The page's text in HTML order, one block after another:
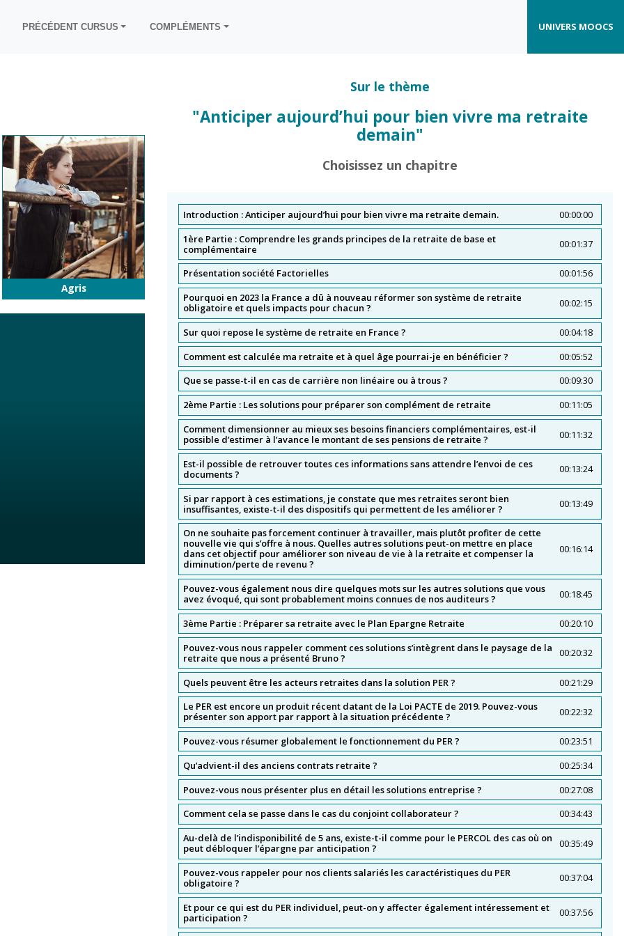
PRÉCÉDENT CURSUS
Stratégies retraite : les clés pour chercher à l'optimiser
Donner du sens à mon épargne
Mon contrat d’assurance-vie au quotidien
Comment organiser mon patrimoine en fonction de ma situation familiale ?
COMPLÉMENTS UNIVERS MOOCS
Agris
Sur le thème
"Anticiper aujourd’hui pour bien vivre ma retraite
demain"
Choisissez un chapitre
Introduction : Anticiper aujourd’hui pour bien vivre ma retraite demain.
00:00:00
1ère Partie : Comprendre les grands principes de la retraite de base et
complémentaire
00:01:37
Présentation société Factorielles
00:01:56
Pourquoi en 2023 la France a dû à nouveau réformer son système de retraite
obligatoire et quels impacts pour chacun ?
00:02:15
Sur quoi repose le système de retraite en France ?
00:04:18
Comment est calculée ma retraite et à quel âge pourrai-je en bénéficier ?
00:05:52
Que se passe-t-il en cas de carrière non linéaire ou à trous ?
00:09:30
2ème Partie : Les solutions pour préparer son complément de retraite
00:11:05
Comment dimensionner au mieux ses besoins financiers complémentaires, est-il
possible d’estimer à l’avance le montant de ses pensions de retraite ?
00:11:32
Est-il possible de retrouver toutes ces informations sans attendre l’envoi de ces
documents ?
00:13:24
Si par rapport à ces estimations, je constate que mes retraites seront bien
insuffisantes, existe-t-il des dispositifs qui permettent de les améliorer ?
00:13:49
On ne souhaite pas forcement continuer à travailler, mais plutôt profiter de cette
nouvelle vie qui s’offre à nous. Quelles autres solutions peut-on mettre en place
dans cet objectif pour améliorer son niveau de vie à la retraite et compenser la
diminution/perte de revenu ?
00:16:14
Pouvez-vous également nous dire quelques mots sur les autres solutions que vous
avez évoqué, qui sont probablement moins connues de nos auditeurs ?
00:18:45
3ème Partie : Préparer sa retraite avec le Plan Epargne Retraite
00:20:10
Pouvez-vous nous rappeler comment ces solutions s’intègrent dans le paysage de la
retraite que nous a présenté Bruno ?
00:20:32
Quels peuvent être les acteurs retraites dans la solution PER ?
00:21:29
Le PER est encore un produit récent datant de la Loi PACTE de 2019. Pouvez-vous
présenter son apport par rapport à la situation précédente ?
00:22:32
Pouvez-vous résumer globalement le fonctionnement du PER ?
00:23:51
Qu’advient-il des anciens contrats retraite ?
00:25:34
Pouvez-vous nous présenter plus en détail les solutions entreprise ?
00:27:08
Comment cela se passe dans le cas du conjoint collaborateur ?
00:34:43
Au-delà de l’indisponibilité de 5 ans, existe-t-il comme pour le PERCOL des cas où on
peut débloquer l’épargne par anticipation ?
00:35:49
Pouvez-vous rappeler pour nos clients salariés les caractéristiques du PER
obligatoire ?
00:37:04
Et pour ce qui est du PER individuel, peut-on y affecter également intéressement et
participation ?
00:37:56